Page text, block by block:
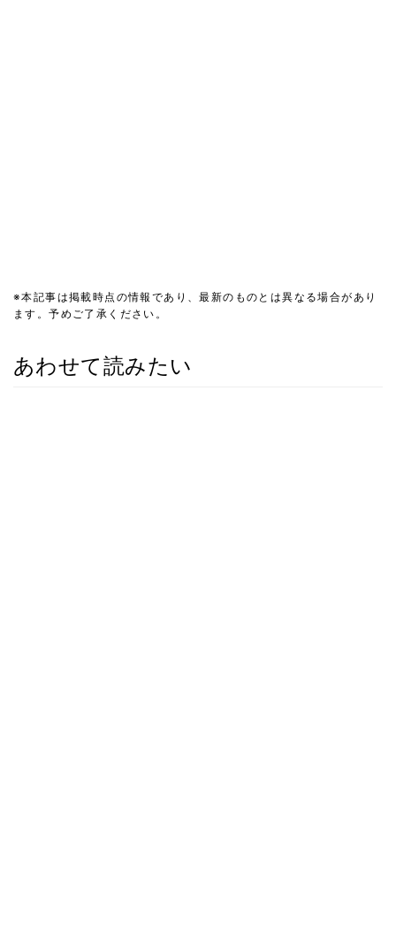
※本記事は掲載時点の情報であり、最新のものとは異なる場合があり
ます。予めご了承ください。
あわせて読みたい